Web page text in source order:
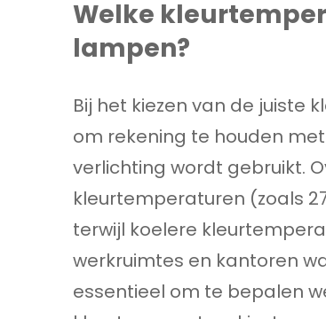
Welke
lampen?
Bij het kiezen van de juiste
om rekening te houden
verlichting wordt gebruikt.
kleurtemperaturen (zoals
terwijl koelere
werkruimtes en kantoren
essentieel om te bepalen